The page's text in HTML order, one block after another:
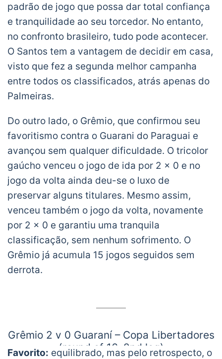
padrão de jogo que possa dar total confiança
e tranquilidade ao seu torcedor. No entanto,
no confronto brasileiro, tudo pode acontecer.
O Santos tem a vantagem de decidir em casa,
visto que fez a segunda melhor campanha
entre todos os classificados, atrás apenas do
Palmeiras.
Do outro lado, o Grêmio, que confirmou seu
favoritismo contra o Guarani do Paraguai e
avançou sem qualquer dificuldade. O tricolor
gaúcho venceu o jogo de ida por 2 x 0 e no
jogo da volta ainda deu-se o luxo de
preservar alguns titulares. Mesmo assim,
venceu também o jogo da volta, novamente
por 2 x 0 e garantiu uma tranquila
classificação, sem nenhum sofrimento. O
Grêmio já acumula 15 jogos seguidos sem
derrota.
Grêmio 2 v 0 Guaraní – Copa Libertadores
(round of 16, 2nd leg)
Favorito: equilibrado, mas pelo retrospecto, o